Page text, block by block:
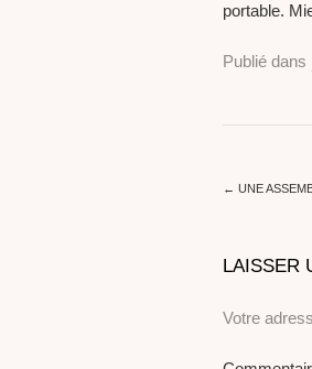
portable.
Publié dans
← UNE
LAISSER
Votre